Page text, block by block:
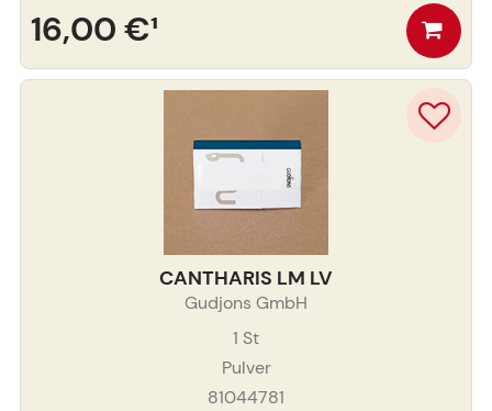
16,00 €¹
CANTHARIS LM LV
Gudjons GmbH
1 St
Pulver
81044781